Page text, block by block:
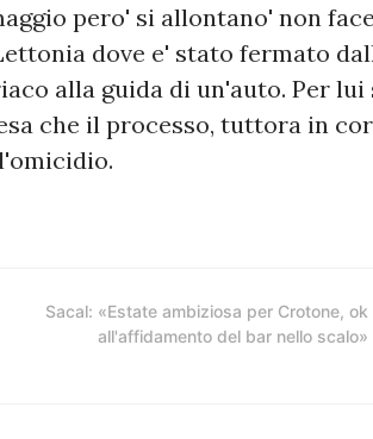
pero' si allontano' non
dove e' stato fermato
alla guida di un'auto. Per
che il processo, tuttora in
Sacal: «Estate ambiziosa per Crotone, ok
all'affidamento del bar nello scalo»